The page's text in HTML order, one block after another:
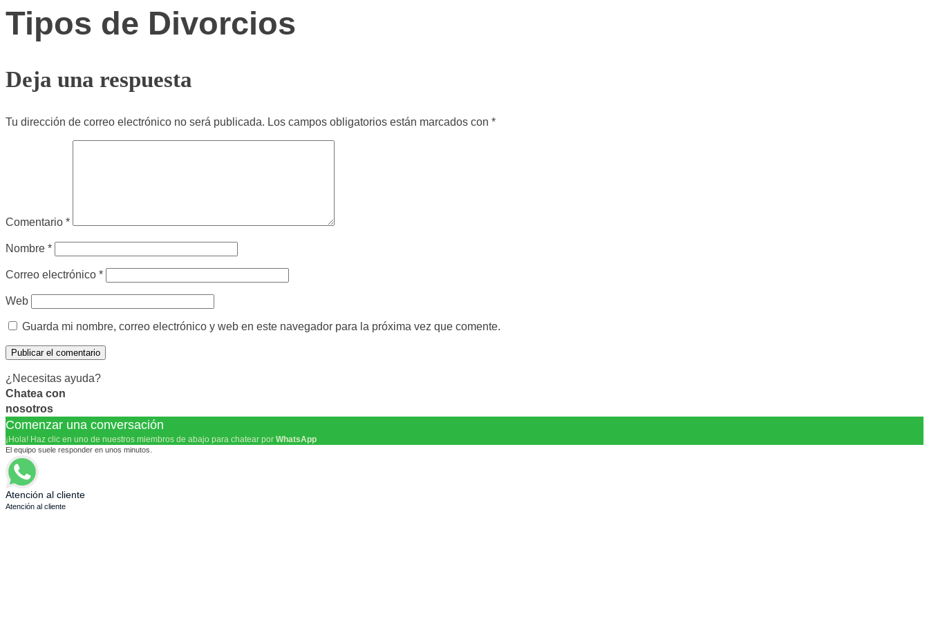
Tipos de Divorcios
Deja una respuesta
Tu dirección de correo electrónico no será publicada. Los campos obligatorios están marcados con *
Comentario *
Nombre *
Correo electrónico *
Web
Guarda mi nombre, correo electrónico y web en este navegador para la próxima vez que comente.
¿Necesitas ayuda?
Chatea con
nosotros
Comenzar una conversación
¡Hola! Haz clic en uno de nuestros miembros de abajo para chatear por WhatsApp
El equipo suele responder en unos minutos.
Atención al cliente
Atención al cliente